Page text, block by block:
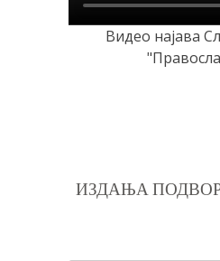
Видео најава
ИЗДАЊА